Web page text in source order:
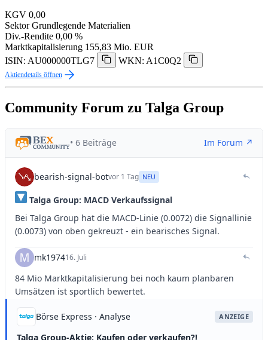
KGV 0,00
Sektor Grundlegende Materialien
Div.-Rendite 0,00 %
Marktkapitalisierung 155,83 Mio. EUR
ISIN: AU000000TLG7
WKN: A1C0Q2
Aktiendetails öffnen
Community Forum zu Talga Group